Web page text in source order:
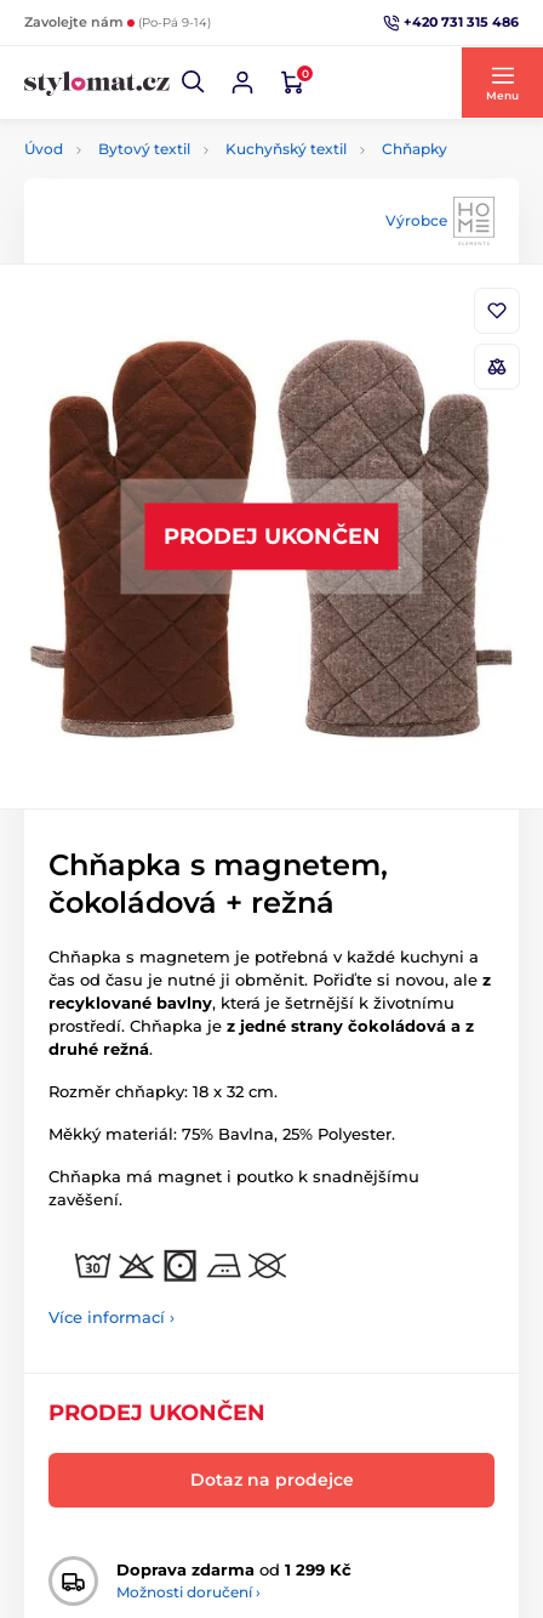
Zavolejte nám (Po-Pá 9-14) +420 731 315 486
0
Menu
Úvod Bytový textil Kuchyňský textil Chňapky
Výrobce
PRODEJ UKONČEN
Chňapka s magnetem,
čokoládová + režná
Chňapka s magnetem je potřebná v každé kuchyni a
čas od času je nutné ji obměnit. Pořiďte si novou, ale z
recyklované bavlny, která je šetrnější k životnímu
prostředí. Chňapka je z jedné strany čokoládová a z
druhé režná.
Rozměr chňapky: 18 x 32 cm.
Měkký materiál: 75% Bavlna, 25% Polyester.
Chňapka má magnet i poutko k snadnějšímu
zavěšení.
Více informací ›
PRODEJ UKONČEN
Dotaz na prodejce
Doprava zdarma od 1 299 Kč
Možnosti doručení ›